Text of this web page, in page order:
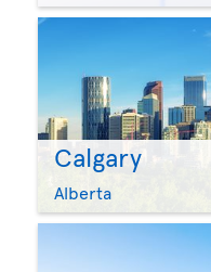
Calgary
Alberta